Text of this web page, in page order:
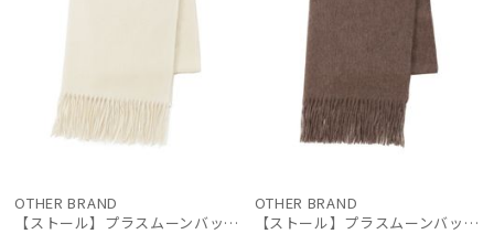
OTHER BRAND
【ストール】プラスムーンバット (+moonbat) カシミヤ100％無地ストール 50*190
OTHER BRAND
【ストール】プラスムーンバット (+moonbat) カシミヤ100％無地ストール 50*190